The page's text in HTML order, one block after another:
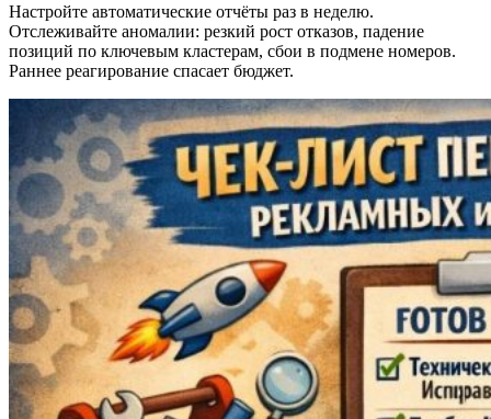
Настройте автоматические отчёты раз в неделю.
Отслеживайте аномалии: резкий рост отказов, падение
позиций по ключевым кластерам, сбои в подмене номеров.
Раннее реагирование спасает бюджет.